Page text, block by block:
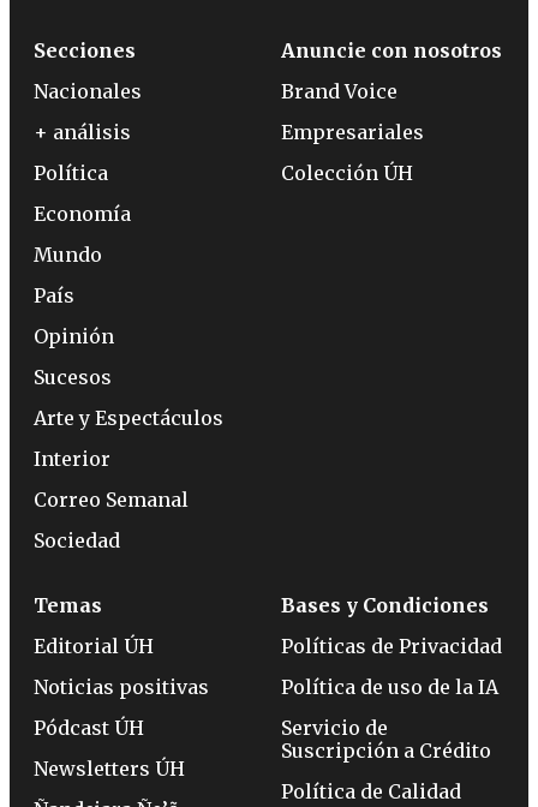
Secciones
Nacionales
+ análisis
Política
Economía
Mundo
País
Opinión
Sucesos
Arte y Espectáculos
Interior
Correo Semanal
Sociedad
Anuncie con nosotros
Brand Voice
Empresariales
Colección ÚH
Temas
Editorial ÚH
Noticias positivas
Pódcast ÚH
Newsletters ÚH
Bases y Condiciones
Políticas de Privacidad
Política de uso de la IA
Servicio de
Suscripción a Crédito
Política de Calidad